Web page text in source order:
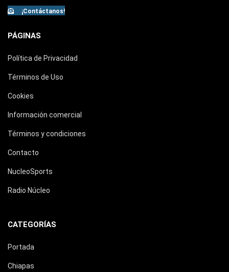
¡Contáctanos!
PÁGINAS
Política de Privacidad
Términos de Uso
Cookies
Información comercial
Términos y condiciones
Contacto
NucleoSports
Radio Núcleo
CATEGORÍAS
Portada
Chiapas